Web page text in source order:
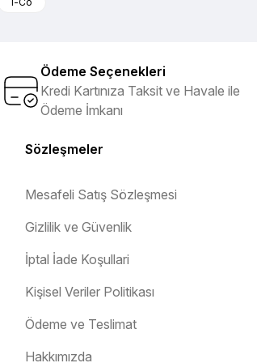
Ödeme Seçenekleri
Kredi Kartınıza Taksit ve Havale ile
Ödeme İmkanı
Sözleşmeler
Mesafeli Satış Sözleşmesi
Gizlilik ve Güvenlik
İptal İade Koşullari
Kişisel Veriler Politikası
Ödeme ve Teslimat
Hakkımızda